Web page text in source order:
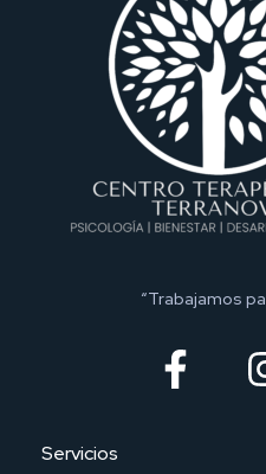
“Trabajamos
Servicios